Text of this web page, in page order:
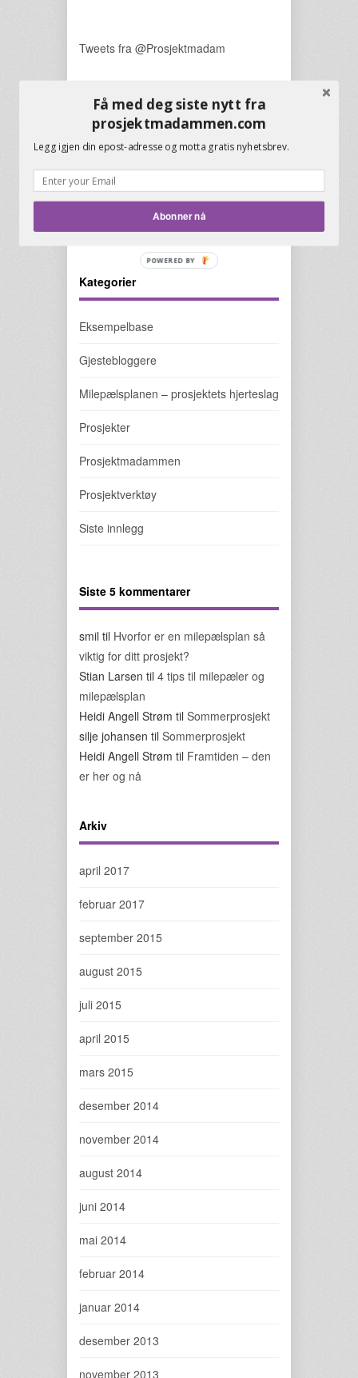
Tweets fra @Prosjektmadam
Presentasjon av gjestebloggere
Menneskene som hjelper
Kategorier
Eksempelbase
Gjestebloggere
Milepælsplanen – prosjektets hjerteslag
Prosjekter
Prosjektmadammen
Prosjektverktøy
Siste innlegg
Siste 5 kommentarer
smil til Hvorfor er en milepælsplan så
viktig for ditt prosjekt?
Stian Larsen til 4 tips til milepæler og
milepælsplan
Heidi Angell Strøm til Sommerprosjekt
silje johansen til Sommerprosjekt
Heidi Angell Strøm til Framtiden – den
er her og nå
Arkiv
april 2017
februar 2017
september 2015
august 2015
juli 2015
april 2015
mars 2015
desember 2014
november 2014
august 2014
juni 2014
mai 2014
februar 2014
januar 2014
desember 2013
november 2013
Få med deg siste nytt fra
prosjektmadammen.com
Legg igjen din epost-adresse og motta gratis nyhetsbrev.
Abonner nå